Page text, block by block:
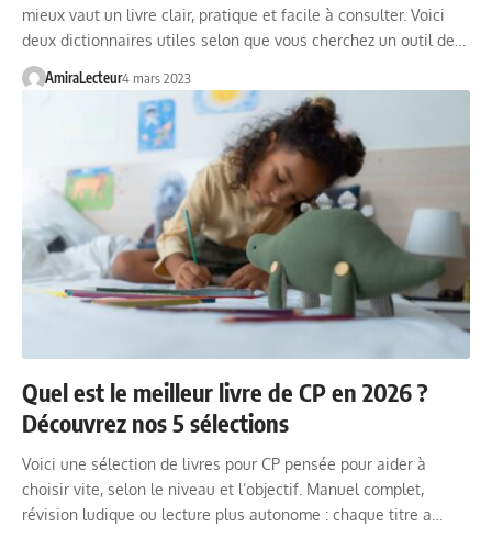
mieux vaut un livre clair, pratique et facile à consulter. Voici
deux dictionnaires utiles selon que vous cherchez un outil de…
AmiraLecteur4 mars 2023
Quel est le meilleur livre de CP en 2026 ?
Découvrez nos 5 sélections
Voici une sélection de livres pour CP pensée pour aider à
choisir vite, selon le niveau et l’objectif. Manuel complet,
révision ludique ou lecture plus autonome : chaque titre a…